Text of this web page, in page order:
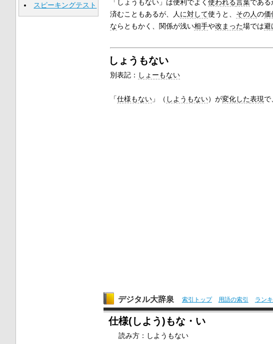
「しょうもない」は便利でよく 使われる言葉である
済むこともあるが、人 に対して使うと、 その人の価
ならともかく、関係が浅い相手や改まった場では避
しょうもない
別表記： しょーもない
「仕様もない」（ しようもない）が変化した表現で
デジタル大辞泉 索引トップ 用語の索引 ラン
仕様(しよう)もな・い
読み方：しようもない
スピーキングテスト